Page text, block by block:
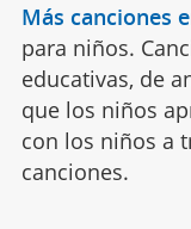
Más canciones
para niños.
educativas, de
que los niños
con los niños a
canciones.